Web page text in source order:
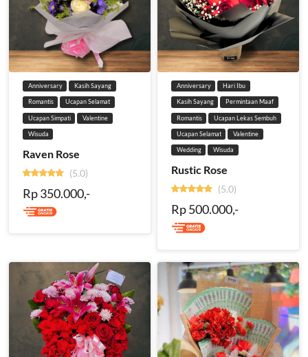
Anniversary Kasih Sayang
Romantis Ucapan Selamat
Ucapan Simpati Valentine
Wisuda
Raven Rose
(5.0)
Rp 350.000,-
Anniversary Hari Ibu
Kasih Sayang Permintaan Maaf
Romantis Ucapan Lekas Sembuh
Ucapan Selamat Valentine
Wedding Wisuda
Rustic Rose
(5.0)
Rp 500.000,-